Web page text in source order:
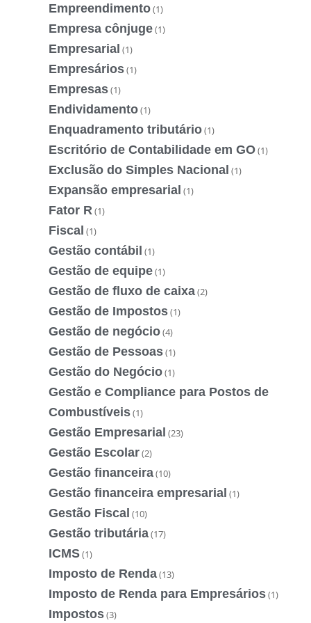
Empreendimento(1)
Empresa cônjuge(1)
Empresarial (1)
Empresários(1)
Empresas(1)
Endividamento(1)
Enquadramento tributário(1)
Escritório de Contabilidade em GO(1)
Exclusão do Simples Nacional (1)
Expansão empresarial (1)
Fator R(1)
Fiscal (1)
Gestão contábil (1)
Gestão de equipe(1)
Gestão de fluxo de caixa(2)
Gestão de Impostos(1)
Gestão de negócio(4)
Gestão de Pessoas(1)
Gestão do Negócio(1)
Gestão e Compliance para Postos de
Combustíveis(1)
Gestão Empresarial (23)
Gestão Escolar(2)
Gestão financeira(10)
Gestão financeira empresarial (1)
Gestão Fiscal (10)
Gestão tributária(17)
ICMS(1)
Imposto de Renda(13)
Imposto de Renda para Empresários(1)
Impostos(3)